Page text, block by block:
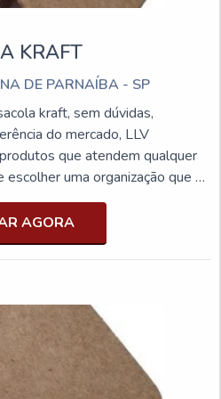
KRAFT
DE PARNAÍBA - SP
kraft, sem dúvidas,
do mercado, LLV
que atendem qualquer
uma organização que se
pré-venda e tenha ampla
a procura é por tag para sacola
LLV Embalagens o cliente
opções de pagamento
objetiva sua energia em
com escritório de alta
as atividades e equipamentos
para que se tenha tag para
muitas maneiras eficientes de
AGORA